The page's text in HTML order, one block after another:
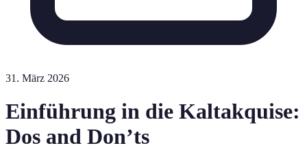
31. März 2026
Einführung in die Kaltakquise:
Dos and Don’ts